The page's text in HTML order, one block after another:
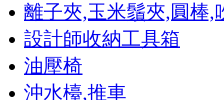
離子夾,玉米鬚夾,圓棒,
設計師收納工具箱
油壓椅
沖水檯,推車